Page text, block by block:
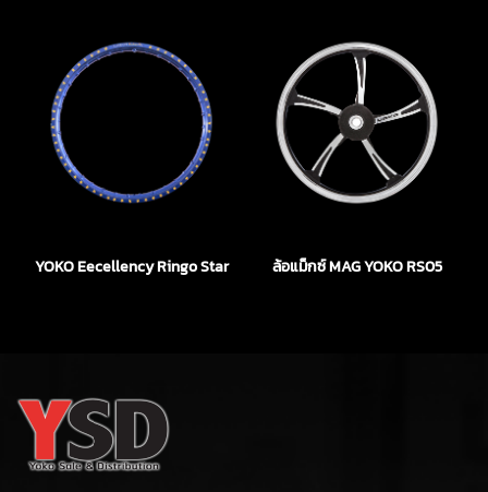
YOKO Eecellency Ringo Star ล้อแม็กซ์ MAG YOKO RS05